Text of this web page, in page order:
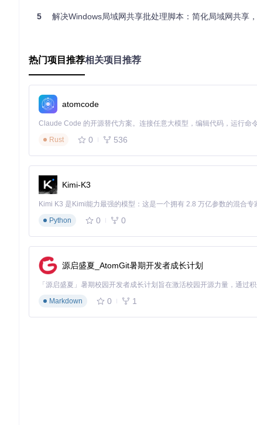
在会议场景中，参会者需快速共享演示文稿与素材。传统方
支持实时显示传输进度，完成后自动弹出通知
图1：局域网内设备发现界面，显示在线设备名称、工作组及
家庭娱乐：4K视频跨设备无缝流转
传输速度：实测千兆网络环境下达到94MB/s（接近理论极限
格式兼容：无需转码直接传输MKV、ISO等高清格式文件
操作简化
开发团队：代码与构建产物高效同步
开发团队内部经常需要共享编译产物或调试日志。Warpinator
排除规则
命令行集成：提供warpinator-cli send <file> --to
传输历史：自动记录过去30天的传输记录，支持一键重传
技术解析：从协议到性能的深度剖析
5 解决Windows局域网共享批处理脚本：简化局域网共享，提
热门项目推荐相关项目推荐
atomcode
Rust
0 536
Kimi-K3
Python
0 0
源启盛夏_AtomGit暑期开发者成长计划
Markdown
0 1